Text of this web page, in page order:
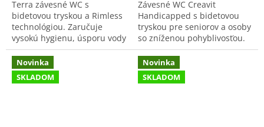
Terra závesné WC s
bidetovou tryskou a Rimless
technológiou. Zaručuje
vysokú hygienu, úsporu vody
a účinný oplach. Elegantný
moderný dizajn pre každú
kúpeľňu.
Závesné WC Creavit
Handicapped s bidetovou
tryskou pre seniorov a osoby
so zníženou pohyblivosťou.
Zabezpečuje vysoký komfort,
bezpečnosť a osobnú
hygienu.
Novinka
SKLADOM
Novinka
SKLADOM